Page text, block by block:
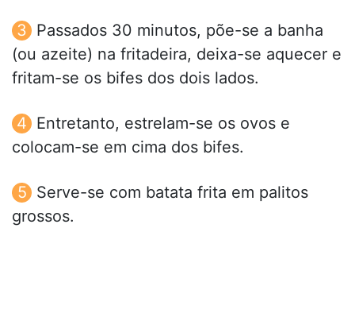
Passados 30 minutos, põe-se a banha
(ou azeite) na fritadeira, deixa-se aquecer e
fritam-se os bifes dos dois lados.
Entretanto, estrelam-se os ovos e
colocam-se em cima dos bifes.
Serve-se com batata frita em palitos
grossos.